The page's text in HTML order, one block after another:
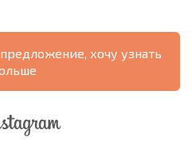
хочу узнать